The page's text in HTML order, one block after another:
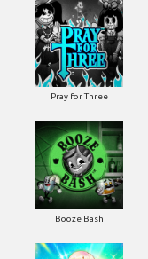
Pray for Three
Booze Bash